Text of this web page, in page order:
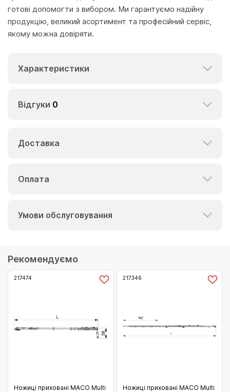
готові допомогти з вибором. Ми гарантуємо надійну
продукцію, великий асортимент та професійний сервіс,
якому можна довіряти.
Характеристики
Відгуки 0
Доставка
Оплата
Умови обслуговування
Рекомендуємо
217474
Ножиці приховані MACO Multi
217346
Ножиці приховані MACO Multi